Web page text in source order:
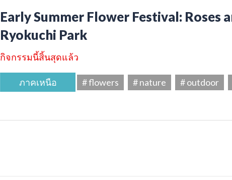
Early Summer Flower Festival: Roses
Ryokuchi Park
กิจกรรมนี้สิ้นสุดแล้ว
ภาคเหนือ # flowers # nature # outdoor